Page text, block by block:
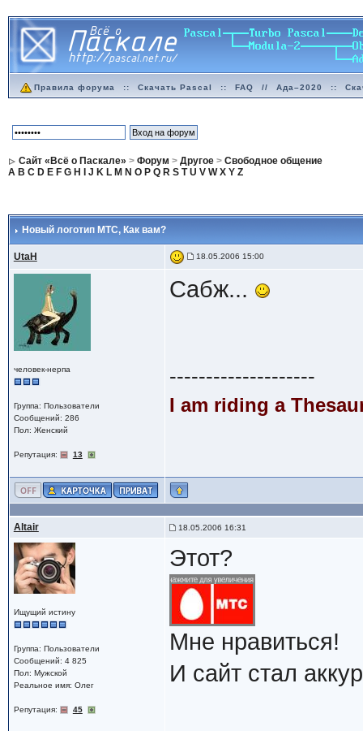
Правила форума :: Скачать Pascal :: FAQ // Ада–2020 ::
Сайт «Всё о Паскале» > Форум > Другое> Свободное общение
A B C D E F G H J K L M N O P Q R S T U V W X Y Z
Новый логотип МТС, Как вам?
UtaH 18.05.2006 15:00
человек-нерпа
Группа: Пользователи
Сообщений: 286
Пол: Женский
Репутация: 13
Сабж...
--------------------
I am riding a
Altair 18.05.2006 16:31
Ищущий истину
Группа: Пользователи
Сообщений: 4 825
Пол: Мужской
Реальное имя: Олег
Репутация: 45
Этот?
Мне нравиться!
И сайт стал